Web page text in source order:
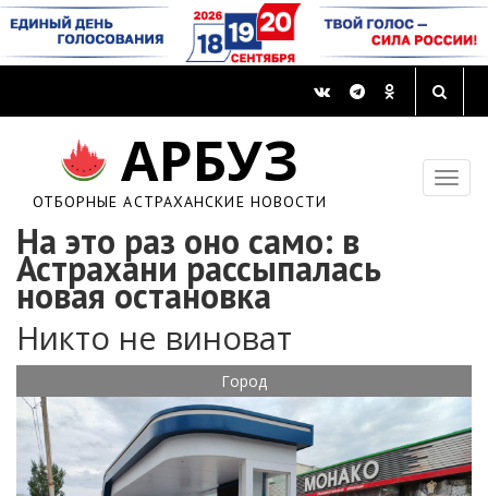
АРБУЗ
ОТБОРНЫЕ АСТРАХАНСКИЕ НОВОСТИ
На это раз оно само: в
Астрахани рассыпалась
новая остановка
Никто не виноват
Город